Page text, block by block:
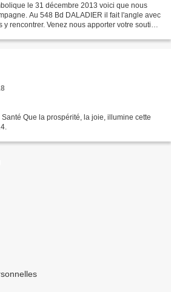
le 31 décembre 2013 voici que nous
Au 548 Bd DALADIER il fait l'angle avec
rencontrer. Venez nous apporter votre soutien.
Que la prospérité, la joie, illumine cette